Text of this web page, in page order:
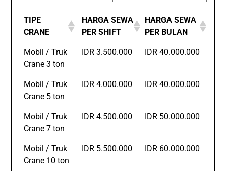
TIPE
CRANE
HARGA SEWA
PER SHIFT
HARGA SEWA
PER BULAN
Mobil / Truk
Crane 3 ton
IDR 3.500.000 IDR 40.000.000
Mobil / Truk
Crane 5 ton
IDR 4.000.000 IDR 40.000.000
Mobil / Truk
Crane 7 ton
IDR 4.500.000 IDR 50.000.000
Mobil / Truk
Crane 10 ton
IDR 5.500.000 IDR 60.000.000